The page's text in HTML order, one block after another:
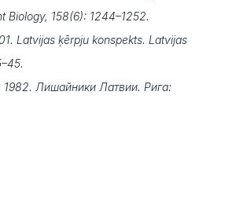
Biology, 158(6): 1244–1252.
Latvijas ķērpju konspekts. Latvijas
1982. Лишайники Латвии. Рига: